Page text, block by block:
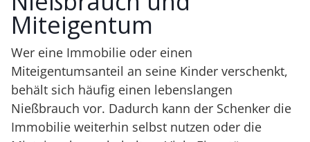
Miteigentum
Wer eine Immobilie oder einen
Miteigentumsanteil an seine Kinder verschenkt,
behält sich häufig einen lebenslangen
Nießbrauch vor. Dadurch kann der Schenker die
Immobilie weiterhin selbst nutzen oder die